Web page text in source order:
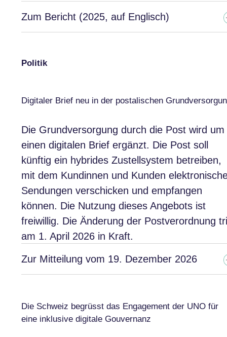
Zum Bericht (2025, auf Englisch)
Politik
Digitaler Brief neu in der postalischen
Die Grundversorgung durch die Post wird um
einen digitalen Brief ergänzt. Die Post soll
künftig ein hybrides Zustellsystem betreiben,
mit dem Kundinnen und Kunden
Sendungen verschicken und empfangen
können. Die Nutzung dieses Angebots ist
freiwillig. Die Änderung der Postverordnung
am 1. April 2026 in Kraft.
Zur Mitteilung vom 19. Dezember 2026
Die Schweiz begrüsst das Engagement der UNO für
eine inklusive digitale Gouvernanz